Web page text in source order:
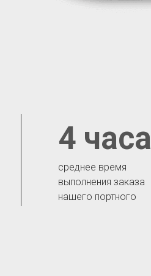
среднее время
выполнения заказа
нашего портного
4 часа